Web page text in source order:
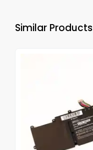
Similar Products